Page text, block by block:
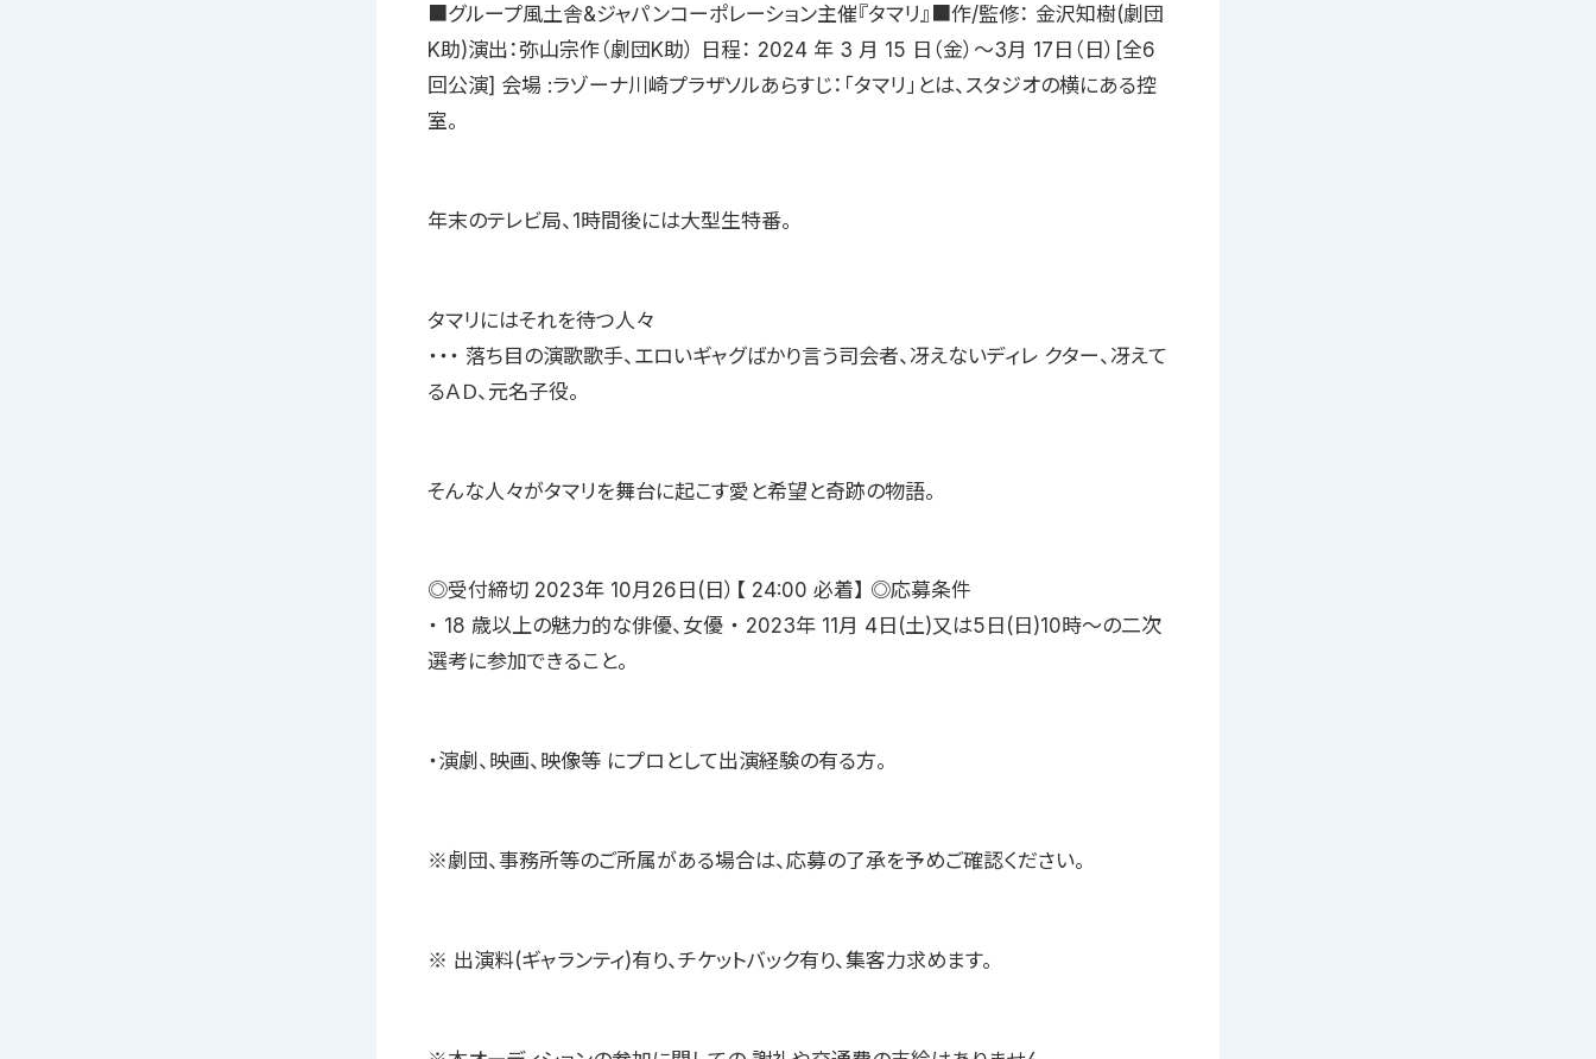
■グループ風土舎&ジャパンコーポレーション主催『タマリ』■作/監修： 金沢知樹(劇団
K助)演出：弥山宗作（劇団K助） 日程： 2024 年 3 月 15 日（金）〜3月 17日（日）[全6
回公演] 会場 :ラゾーナ川崎プラザソルあらすじ：「タマリ」とは、スタジオの横にある控
室。
年末のテレビ局、1時間後には大型生特番。
タマリにはそれを待つ人々
・・・ 落ち目の演歌歌手、エロいギャグばかり言う司会者、冴えないディレ クター、冴えて
るＡＤ、元名子役。
そんな人々がタマリを舞台に起こす愛と希望と奇跡の物語。
◎受付締切 2023年 10月26日(日）【 24:00 必着】 ◎応募条件
・ 18 歳以上の魅力的な俳優、女優 ・ 2023年 11月 4日(土)又は5日(日)10時〜の二次
選考に参加できること。
・演劇、映画、映像等 にプロとして出演経験の有る方。
※劇団、事務所等のご所属がある場合は、応募の了承を予めご確認ください。
※ 出演料(ギャランティ)有り、チケットバック有り、集客力求めます。